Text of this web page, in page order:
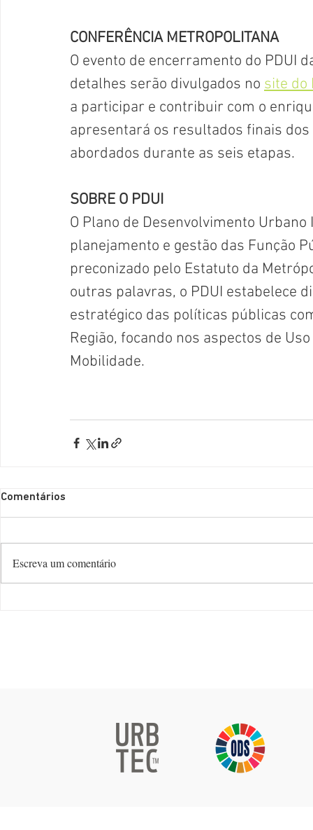
CONFERÊNCIA METROPOLITANA
O evento de encerramento do PDUI
detalhes serão divulgados no site do
a participar e contribuir com o
apresentará os resultados finais
abordados durante as seis etapas.
SOBRE O PDUI
O Plano de Desenvolvimento
planejamento e gestão das Função
preconizado pelo Estatuto da
outras palavras, o PDUI estabelece
estratégico das políticas públicas
Região, focando nos aspectos de
Mobilidade.
Comentários
Escreva um comentário